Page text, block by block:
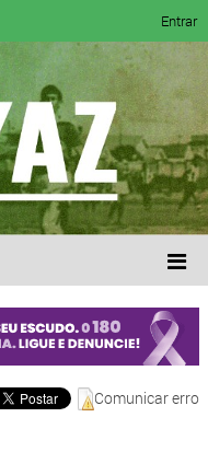
Entrar
Comunicar erro